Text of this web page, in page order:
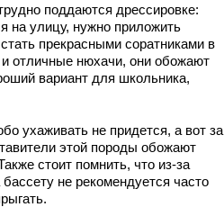
поддаются дрессировке:
на улицу, нужно приложить
прекрасными соратниками в
отличные нюхачи, они обожают
вариант для школьника,
ухаживать не придется, а вот за
этой породы обожают
стоит помнить, что из-за
не рекомендуется часто